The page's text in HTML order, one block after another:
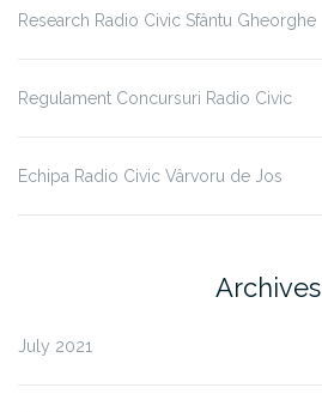
Research Radio Civic Sfântu Gheorghe
Regulament Concursuri Radio Civic
Echipa Radio Civic Vârvoru de Jos
Archives
July 2021